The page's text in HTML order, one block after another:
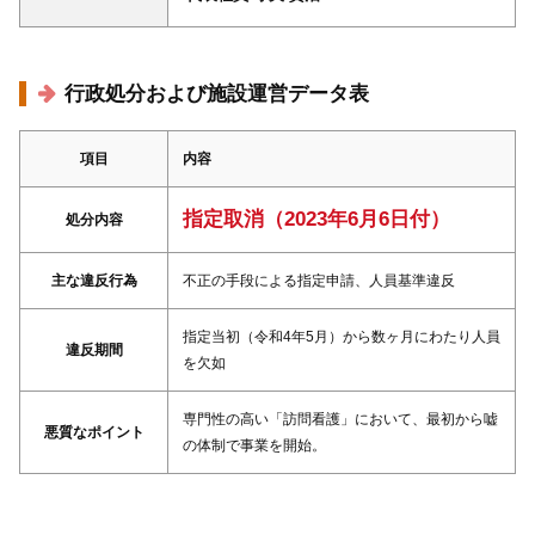
行政処分および施設運営データ表
項目 内容
処分内容 指定取消（2023年6月6日付）
主な違反行為 不正の手段による指定申請、人員基準違反
違反期間
指定当初（令和4年5月）から数ヶ月にわたり人員
を欠如
悪質なポイント
専門性の高い「訪問看護」において、最初から嘘
の体制で事業を開始。